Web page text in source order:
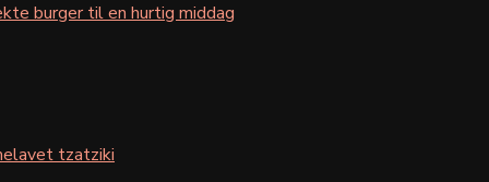
burger til en hurtig middag
tzatziki